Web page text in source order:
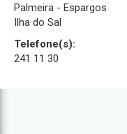
Palmeira - Espargos
Ilha do Sal
Telefone(s):
241 11 30